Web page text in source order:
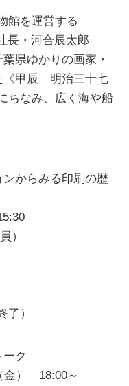
館を運営する
長・河合辰太郎
県ゆかりの画家・
《甲辰 明治三十七
ちなみ、広く海や船
からみる印刷の歴
）
）
ク
金） 18:00～